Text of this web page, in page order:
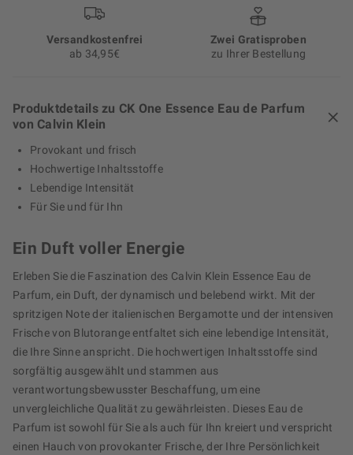
Versand­kosten­frei
ab 34,95€
Zwei Gratisproben
zu Ihrer Bestellung
Produktdetails zu CK One Essence Eau de Parfum
von Calvin Klein
Provokant und frisch
Hochwertige Inhaltsstoffe
Lebendige Intensität
Für Sie und für Ihn
Ein Duft voller Energie
Erleben Sie die Faszination des Calvin Klein Essence Eau de
Parfum, ein Duft, der dynamisch und belebend wirkt. Mit der
spritzigen Note der italienischen Bergamotte und der intensiven
Frische von Blutorange entfaltet sich eine lebendige Intensität,
die Ihre Sinne anspricht. Die hochwertigen Inhaltsstoffe sind
sorgfältig ausgewählt und stammen aus
verantwortungsbewusster Beschaffung, um eine
unvergleichliche Qualität zu gewährleisten. Dieses Eau de
Parfum ist sowohl für Sie als auch für Ihn kreiert und verspricht
einen Hauch von provokanter Frische, der Ihre Persönlichkeit